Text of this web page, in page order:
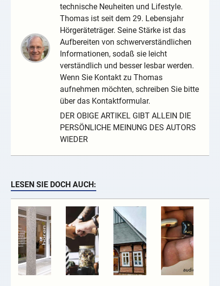
technische Neuheiten und Lifestyle.
Thomas ist seit dem 29. Lebensjahr
Hörgeräteträger. Seine Stärke ist das
Aufbereiten von schwerverständlichen
Informationen, sodaß sie leicht
verständlich und besser lesbar werden.
Wenn Sie Kontakt zu Thomas
aufnehmen möchten, schreiben Sie bitte
über das Kontaktformular.
DER OBIGE ARTIKEL GIBT ALLEIN DIE
PERSÖNLICHE MEINUNG DES AUTORS
WIEDER
LESEN SIE DOCH AUCH: